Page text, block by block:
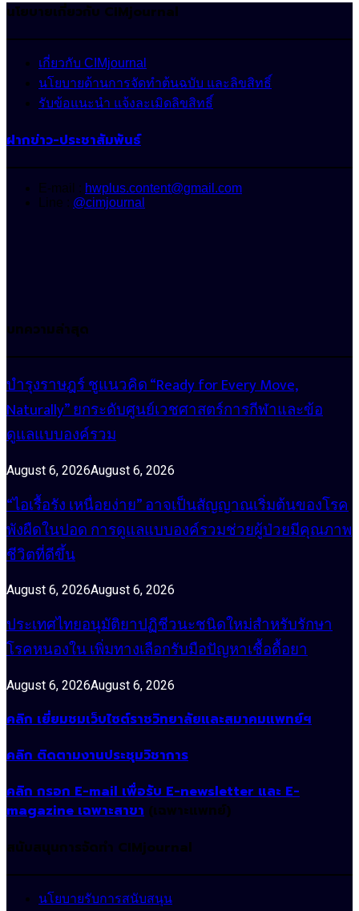
นโยบายเกี่ยวกับ CIMjournal
เกี่ยวกับ CIMjournal
นโยบายด้านการจัดทำต้นฉบับ และลิขสิทธิ์
รับข้อแนะนำ แจ้งละเมิดลิขสิทธิ์
ฝากข่าว-ประชาสัมพันธ์
E-mail : hwplus.content@gmail.com
Line : @cimjournal
บทความล่าสุด
บำรุงราษฎร์ ชูแนวคิด “Ready for Every Move,
Naturally” ยกระดับศูนย์เวชศาสตร์การกีฬาและข้อ
ดูแลแบบองค์รวม
August 6, 2026August 6, 2026
“ไอเรื้อรัง เหนื่อยง่าย” อาจเป็นสัญญาณเริ่มต้นของโรค
พังผืดในปอด การดูแลแบบองค์รวมช่วยผู้ป่วยมีคุณภาพ
ชีวิตที่ดีขึ้น
August 6, 2026August 6, 2026
ประเทศไทยอนุมัติยาปฏิชีวนะชนิดใหม่สำหรับรักษา
โรคหนองใน เพิ่มทางเลือกรับมือปัญหาเชื้อดื้อยา
August 6, 2026August 6, 2026
คลิก เยี่ยมชมเว็บไซต์ราชวิทยาลัยและสมาคมแพทย์ฯ
คลิก ติดตามงานประชุมวิชาการ
คลิก กรอก E-mail เพื่อรับ E-newsletter และ E-
magazine เฉพาะสาขา (เฉพาะแพทย์)
สนับสนุนการจัดทำ CIMjournal
นโยบายรับการสนับสนุน